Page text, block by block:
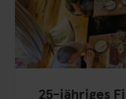
25-jähriges